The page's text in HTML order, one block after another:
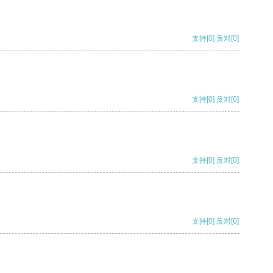
支持[0] 反对[0]
支持[0] 反对[0]
支持[0] 反对[0]
支持[0] 反对[0]